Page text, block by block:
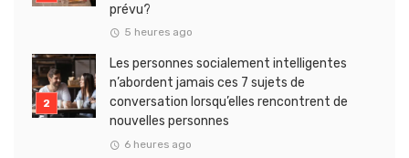
prévu?
5 heures ago
Les personnes socialement intelligentes
n’abordent jamais ces 7 sujets de
conversation lorsqu’elles rencontrent de
nouvelles personnes
6 heures ago